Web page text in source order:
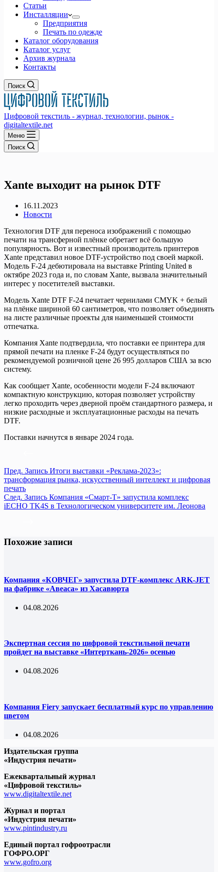
Статьи
Инсталляции
Предприятия
Печать по одежде
Каталог оборудования
Каталог услуг
Архив журнала
Контакты
Поиск
Цифровой текстиль - журнал, технологии, рынок -
digitaltextile.net
Меню
Поиск
Xante выходит на рынок DTF
16.11.2023
Новости
Технология DTF для переноса изображений с помощью
печати на трансферной плёнке обретает всё большую
популярность. Вот и известный производитель принтеров
Xante представил новое DTF-устройство под своей маркой.
Модель F-24 дебютировала на выставке Printing United в
октябре 2023 года и, по словам Xante, вызвала значительный
интерес у посетителей выставки.
Модель Xante DTF F-24 печатает чернилами CMYK + белый
на плёнке шириной 60 сантиметров, что позволяет объединять
на листе различные проекты для наименьшей стоимости
отпечатка.
Компания Xante подтвердила, что поставки ее принтера для
прямой печати на пленке F-24 будут осуществляться по
рекомендуемой розничной цене 26 995 долларов США за всю
систему.
Как сообщает Xante, особенности модели F-24 включают
компактную конструкцию, которая позволяет устройству
легко проходить через дверной проём стандартного размера, и
низкие расходные и эксплуатационные расходы на печать
DTF.
Поставки начнутся в январе 2024 года.
Пред. Запись Итоги выставки «Реклама-2023»:
трансформация рынка, искусственный интеллект и цифровая
печать
След. Запись Компания «Смарт-Т» запустила комплекс
iECHO TK4S в Технологическом университете им. Леонова
Похожие записи
Компания «КОВЧЕГ» запустила DTF-комплекс ARK-JET
на фабрике «Авеаса» из Хасавюрта
04.08.2026
Экспертная сессия по цифровой текстильной печати
пройдет на выставке «Интерткань-2026» осенью
04.08.2026
Компания Fiery запускает бесплатный курс по управлению
цветом
04.08.2026
Издательская группа
«Индустрия печати»
Ежеквартальный журнал
«Цифровой текстиль»
www.digitaltextile.net
Журнал и портал
«Индустрия печати»
www.pintindustry.ru
Единый портал гофроотрасли
ГОФРО.ОРГ
www.gofro.org